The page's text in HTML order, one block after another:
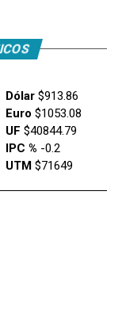
Dólar$913.86
Euro $1053.08
UF $40844.79
IPC % -0.2
UTM $71649